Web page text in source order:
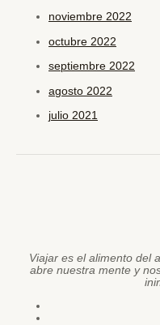
noviembre 2022
octubre 2022
septiembre 2022
agosto 2022
julio 2021
Viajar es el alimento del
abre nuestra mente y